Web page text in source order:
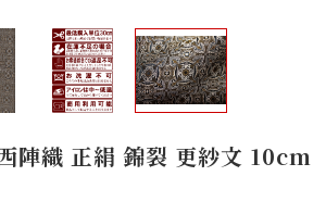
陣織 正絹 錦裂 更紗文 10cm